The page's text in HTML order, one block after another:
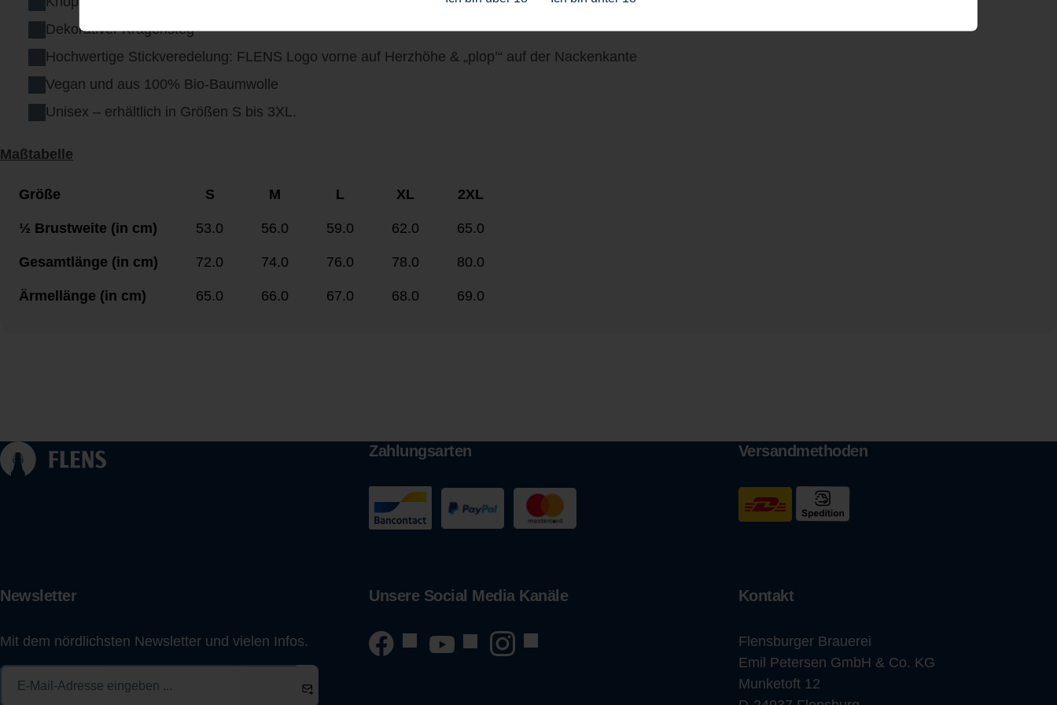
Dekorativer Kragensteg
Hochwertige Stickveredelung: FLENS Logo vorne auf Herzhöhe & „plop’“ auf der Nackenkante
Vegan und aus 100% Bio-Baumwolle
Unisex – erhältlich in Größen S bis 3XL.
Maßtabelle
Größe S M L XL 2XL
½ Brustweite (in cm) 53.0 56.0 59.0 62.0 65.0
Gesamtlänge (in cm) 72.0 74.0 76.0 78.0 80.0
Ärmellänge (in cm) 65.0 66.0 67.0 68.0 69.0
Zahlungsarten Versandmethoden
Newsletter
Mit dem nördlichsten Newsletter und vielen Infos.
Kontakt
Flensburger Brauerei
Emil Petersen GmbH & Co. KG
Munketoft 12
Unsere Social Media Kanäle